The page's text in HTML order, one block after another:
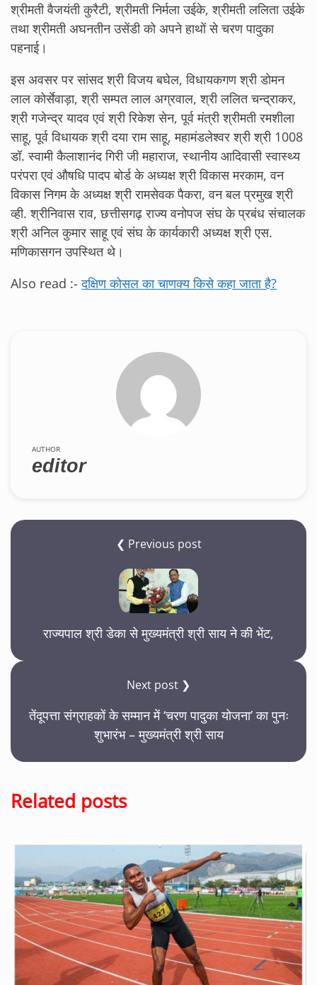
श्रीमती वैजयंती कुरैटी, श्रीमती निर्मला उईके, श्रीमती ललिता उईके
तथा श्रीमती अघनतीन उसेंडी को अपने हाथों से चरण पादुका
पहनाई।
इस अवसर पर सांसद श्री विजय बघेल, विधायकगण श्री डोमन
लाल कोर्सेवाड़ा, श्री सम्पत लाल अग्रवाल, श्री ललित चन्द्राकर,
श्री गजेन्द्र यादव एवं श्री रिकेश सेन, पूर्व मंत्री श्रीमती रमशीला
साहू, पूर्व विधायक श्री दया राम साहू, महामंडलेश्वर श्री श्री 1008
डॉ. स्वामी कैलाशानंद गिरी जी महाराज, स्थानीय आदिवासी स्वास्थ्य
परंपरा एवं औषधि पादप बोर्ड के अध्यक्ष श्री विकास मरकाम, वन
विकास निगम के अध्यक्ष श्री रामसेवक पैकरा, वन बल प्रमुख श्री
व्ही. श्रीनिवास राव, छत्तीसगढ़ राज्य वनोपज संघ के प्रबंध संचालक
श्री अनिल कुमार साहू एवं संघ के कार्यकारी अध्यक्ष श्री एस.
मणिकासगन उपस्थित थे।
Also read :-दक्षिण कोसल का चाणक्य किसे कहा जाता है?
AUTHOR
editor
❮ Previous post
राज्यपाल श्री डेका से मुख्यमंत्री श्री साय ने की भेंट,
Next post ❯
तेंदूपत्ता संग्राहकों के सम्मान में ‘चरण पादुका योजना’ का पुनः
शुभारंभ – मुख्यमंत्री श्री साय
Related posts